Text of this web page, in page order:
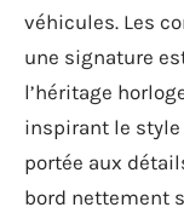
véhicules. Les
une signature
l’héritage
inspirant le style
portée aux
bord nettement